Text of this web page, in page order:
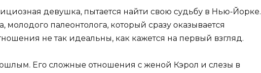
девушка, пытается найти свою судьбу в Нью-Йорке.
молодого палеонтолога, который сразу оказывается
не так идеальны, как кажется на первый взгляд.
Его сложные отношения с женой Кэрол и слезы в